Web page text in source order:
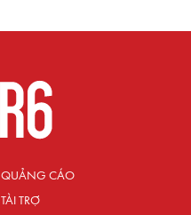
QUẢNG CÁO
TÀI TRỢ